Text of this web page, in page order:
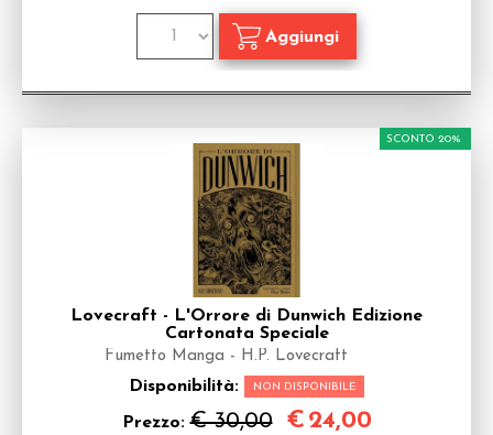
Lovecraft - L'Orrore di Dunwich Edizione
Cartonata Speciale
Fumetto Manga - H.P. Lovecraft
Disponibilità: NON DISPONIBILE
Prezzo:€ 30,00
SCONTO 20%
€ 24,00